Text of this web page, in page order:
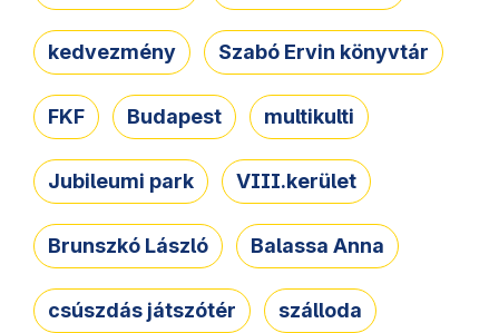
kedvezmény Szabó Ervin könyvtár
FKF Budapest multikulti
Jubileumi park VIII.kerület
Brunszkó László Balassa Anna
csúszdás játszótér szálloda